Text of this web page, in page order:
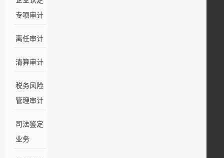
专项审计
离任审计
清算审计
税务风险
管理审计
司法鉴定
业务